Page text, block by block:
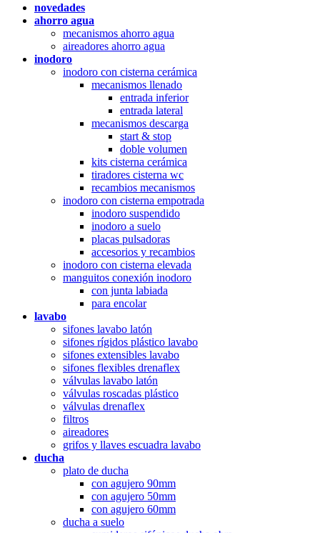
novedades
ahorro agua
mecanismos ahorro agua
aireadores ahorro agua
inodoro
inodoro con cisterna cerámica
mecanismos llenado
entrada inferior
entrada lateral
mecanismos descarga
start & stop
doble volumen
kits cisterna cerámica
tiradores cisterna wc
recambios mecanismos
inodoro con cisterna empotrada
inodoro suspendido
inodoro a suelo
placas pulsadoras
accesorios y recambios
inodoro con cisterna elevada
manguitos conexión inodoro
con junta labiada
para encolar
lavabo
sifones lavabo latón
sifones rígidos plástico lavabo
sifones extensibles lavabo
sifones flexibles drenaflex
válvulas lavabo latón
válvulas roscadas plástico
válvulas drenaflex
filtros
aireadores
grifos y llaves escuadra lavabo
ducha
plato de ducha
con agujero 90mm
con agujero 50mm
con agujero 60mm
ducha a suelo